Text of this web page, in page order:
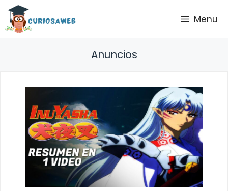
Saltar
contenido
Menu
Anuncios